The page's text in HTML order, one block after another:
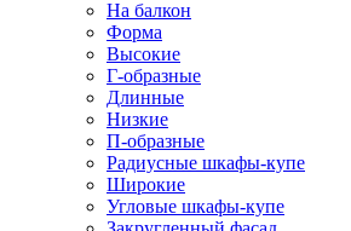
На балкон
Форма
Высокие
Г-образные
Длинные
Низкие
П-образные
Радиусные шкафы-купе
Широкие
Угловые шкафы-купе